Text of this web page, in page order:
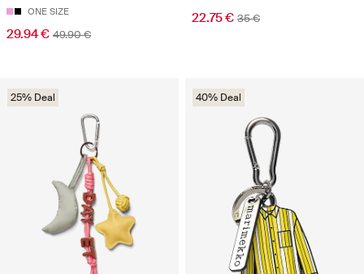
ONE SIZE
29.94 € 49.90 €
22.75 € 35 €
25% Deal 40% Deal